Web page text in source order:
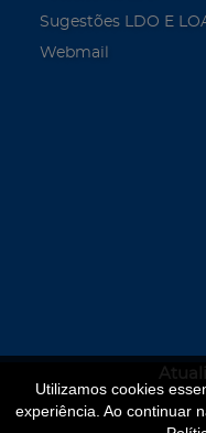
Utilizamos cookies
experiência. Ao continuar
Sugestões LDO E
Webmail